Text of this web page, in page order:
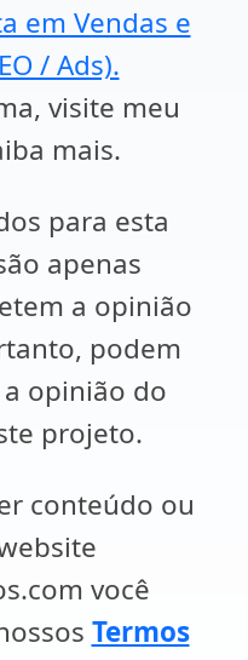
em Vendas e
/ Ads).
visite meu
mais.
para esta
apenas
a opinião
podem
opinião do
projeto.
conteúdo ou
você
Termos